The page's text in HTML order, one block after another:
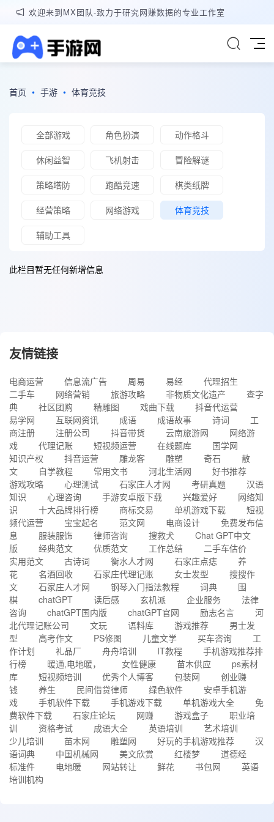
欢迎来到MX团队-致力于研究网赚数据的专业工作室
首页 • 手游 • 体育竞技
全部游戏 角色扮演 动作格斗
休闲益智 飞机射击 冒险解谜
策略塔防 跑酷竞速 棋类纸牌
经营策略 网络游戏 体育竞技
辅助工具
此栏目暂无任何新增信息
友情链接
电商运营 信息流广告 周易 易经
代理招生
二手车
网络营销 旅游攻略 非物质文化遗产
查字
典
社区团购 精雕图 戏曲下载
抖音代运营
易学网
互联网资讯 成语 成语故事 诗词
工
商注册
注册公司 抖音带货 云南旅游网
网络游
戏
代理记账 短视频运营 在线题库
国学网
知识产权
抖音运营 雕龙客 雕塑 奇石
散
文
自学教程 常用文书 河北生活网
好书推荐
游戏攻略
心理测试 石家庄人才网 考研真题
汉语
知识
心理咨询 手游安卓版下载 兴趣爱好
网络知
识
十大品牌排行榜 商标交易 单机游戏下载
短视
频代运营
宝宝起名 范文网 电商设计
免费发布信
息
服装服饰 律师咨询 搜救犬
Chat GPT中文
版
经典范文 优质范文 工作总结
二手车估价
实用范文
古诗词 衡水人才网 石家庄点痣
养
花
名酒回收 石家庄代理记账 女士发型
搜搜作
文
石家庄人才网 钢琴入门指法教程 词典
围
棋
chatGPT 读后感 玄机派 企业服务
法律
咨询
chatGPT国内版 chatGPT官网 励志名言
河
北代理记账公司
文玩 语料库 游戏推荐
男士发
型
高考作文 PS修图 儿童文学 买车咨询
工
作计划
礼品厂 舟舟培训 IT教程
手机游戏推荐排
行榜
暖通,电地暖， 女性健康 苗木供应
ps素材
库
短视频培训 优秀个人博客 包装网
创业赚
钱
养生 民间借贷律师 绿色软件
安卓手机游
戏
手机软件下载 手机游戏下载 单机游戏大全
免
费软件下载
石家庄论坛 网赚 游戏盒子
职业培
训
资格考试 成语大全 英语培训
艺术培训
少儿培训
苗木网 雕塑网 好玩的手机游戏推荐
汉
语词典
中国机械网 美文欣赏 红楼梦
道德经
标准件
电地暖 网站转让 鲜花 书包网
英语
培训机构